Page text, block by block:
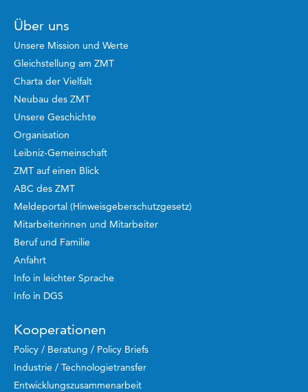
Über uns
Unsere Mission und Werte
Gleichstellung am ZMT
Charta der Vielfalt
Neubau des ZMT
Unsere Geschichte
Organisation
Leibniz-Gemeinschaft
ZMT auf einen Blick
ABC des ZMT
Meldeportal (Hinweisgeberschutzgesetz)
Mitarbeiterinnen und Mitarbeiter
Beruf und Familie
Anfahrt
Info in leichter Sprache
Info in DGS
Kooperationen
Policy / Beratung / Policy Briefs
Industrie / Technologietransfer
Entwicklungszusammenarbeit